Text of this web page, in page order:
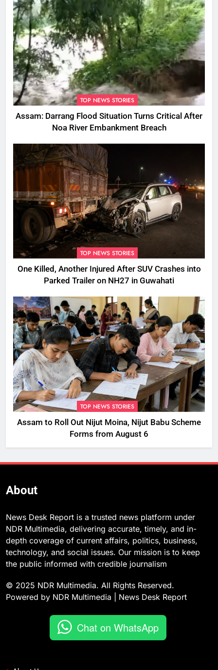
TOP NEWS STORIES
Assam: Darrang Flood Situation Turns Critical After
Noa River Embankment Breach
TOP NEWS STORIES
One Killed, Another Injured After SUV Crashes into
Parked Trailer on NH27 in Guwahati
TOP NEWS STORIES
Assam to Roll Out Nijut Moina, Nijut Babu Scheme
Forms from August 6
About
News Desk Report is a trusted news platform under
NDR Multimedia, delivering accurate, timely, and in-
depth coverage of current affairs, politics, business,
technology, and social issues. Our mission is to keep
the public informed with credible journalism
© 2025 NDR Multimedia. All Rights Reserved.
Powered by NDR Multimedia | News Desk Report
Chat on WhatsApp